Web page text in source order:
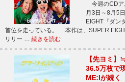
今週のCDア
月3日～8月5
EIGHT『ダン
首位を走っている。 本作は、SUPER
リリー … 続きを読む
【先ヨミ】
36.5万枚で
ME:Iが続く